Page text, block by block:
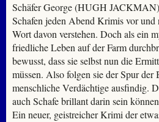
Schäfer George (HUGH
Schafen jeden Abend Krimis vor und
Wort davon verstehen. Doch als ein
friedliche Leben auf der Farm
bewusst, dass sie selbst nun die
müssen. Also folgen sie der Spur der
menschliche Verdächtige ausfindig.
auch Schafe brillant darin sein
Ein neuer, geistreicher Krimi der